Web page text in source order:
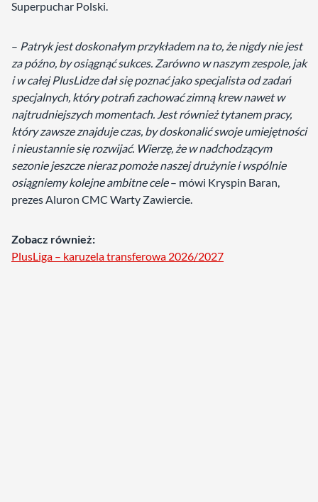
Superpuchar Polski.
– Patryk jest doskonałym przykładem na to, że nigdy nie jest
za późno, by osiągnąć sukces. Zarówno w naszym zespole, jak
i w całej PlusLidze dał się poznać jako specjalista od zadań
specjalnych, który potrafi zachować zimną krew nawet w
najtrudniejszych momentach. Jest również tytanem pracy,
który zawsze znajduje czas, by doskonalić swoje umiejętności
i nieustannie się rozwijać. Wierzę, że w nadchodzącym
sezonie jeszcze nieraz pomoże naszej drużynie i wspólnie
osiągniemy kolejne ambitne cele– mówi Kryspin Baran,
prezes Aluron CMC Warty Zawiercie.
Zobacz również:
PlusLiga – karuzela transferowa 2026/2027